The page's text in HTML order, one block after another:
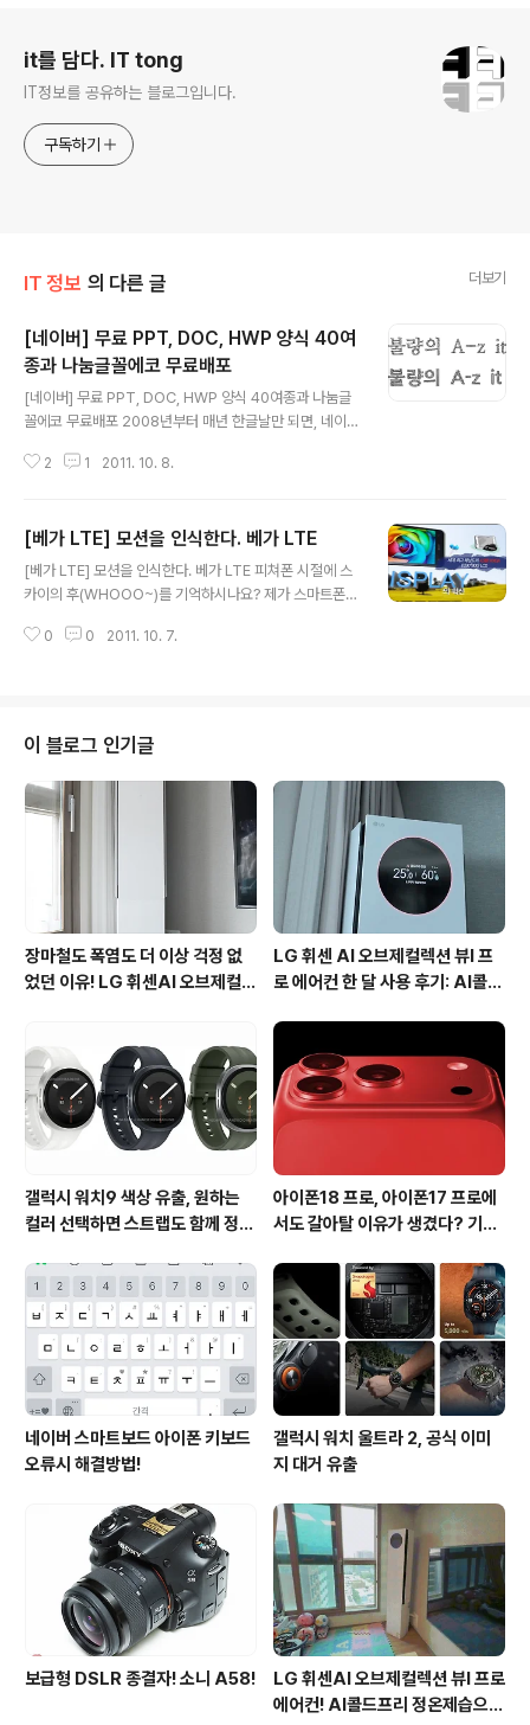
it를 담다. IT tong
IT정보를 공유하는 블로그입니다.
구독하기
IT 정보 의 다른 글 더보기
[네이버] 무료 PPT, DOC, HWP 양식 40여
종과 나눔글꼴에코 무료배포
[네이버] 무료 PPT, DOC, HWP 양식 40여종과 나눔글
꼴에코 무료배포 2008년부터 매년 한글날만 되면, 네이버
인과 동시에 나눔고딕, 나눔명조를 시작으로, 2009년 나
배포되었습니다. 네이버는 나눔글꼴을 통해 한글의 아름다
움과 가치를 더 많은 사람들에게 나누기 위해 2008년부터
나눔글꼴을 무료배포와 한글 캠페인을 시작했다고 하는데
nt BV사의 기술제휴를 통해 개발된 폰트로 나눔글꼴에 작
2 1 2011. 10. 8.
[베가 LTE] 모션을 인식한다. 베가 LTE
[베가 LTE] 모션을 인식한다. 베가 LTE 피쳐폰 시절에 스
카이의 후(WHOOO~)를 기억하시나요? 제가 스마트폰을
출시 당시 바람인식 기술을 탑재했다고 광고를 했던 기억
어제였죠? 스카이에서는 모션인식 기술이 적용된 베가LT
E를 공개했습니다. 베가 LTE는 지금까지 나온 LTE 폰 중
에서 가장 높은 선명도와 해상도의 4.5인치 WXGA LCD
를 자랑합니다. 스카이만큼 화이프 색상의 폰을 잘 만드는
국내 휴대폰 제조회사도 드물겁니다. 출시부터 색상은 불
랙&화이트로 출시한다고 하네..
0 0 2011. 10. 7.
이 블로그 인기글
장마철도 폭염도 더 이상 걱정 없
었던 이유! LG 휘센AI 오브제컬렉
LG 휘센 AI 오브제컬렉션 뷰I 프
로 에어컨 한 달 사용 후기: AI콜드
갤럭시 워치9 색상 유출, 원하는
컬러 선택하면 스트랩도 함께 정해
아이폰18 프로, 아이폰17 프로에
서도 갈아탈 이유가 생겼다? 기대
네이버 스마트보드 아이폰 키보드
오류시 해결방법!
갤럭시 워치 울트라 2, 공식 이미
지 대거 유출
보급형 DSLR 종결자! 소니 A58!
LG 휘센AI 오브제컬렉션 뷰I 프로
에어컨! AI콜드프리 정온제습으로